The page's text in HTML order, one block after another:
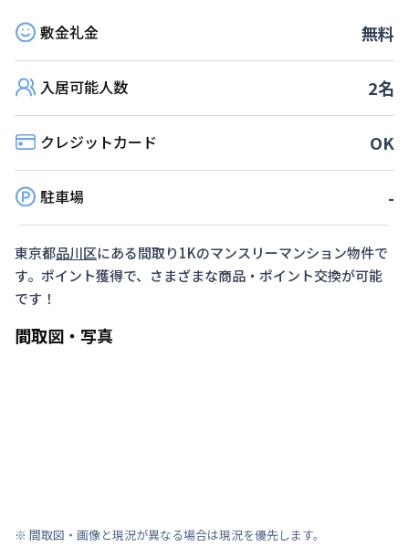
敷金礼金 無料
入居可能人数 2名
クレジットカード OK
駐車場 -
東京都品川区にある間取り1Kのマンスリーマンション物件で
す。ポイント獲得で、さまざまな商品・ポイント交換が可能
です！
間取図・写真
※ 間取図・画像と現況が異なる場合は現況を優先します。